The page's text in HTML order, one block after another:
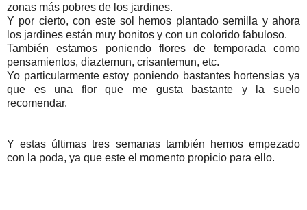
zonas más pobres de los jardines.
Y por cierto, con este sol hemos plantado semilla y ahora
los jardines están muy bonitos y con un colorido fabuloso.
También estamos poniendo flores de temporada como
pensamientos, diaztemun, crisantemun, etc.
Yo particularmente estoy poniendo bastantes hortensias ya
que es una flor que me gusta bastante y la suelo
recomendar.
Y estas últimas tres semanas también hemos empezado
con la poda, ya que este el momento propicio para ello.